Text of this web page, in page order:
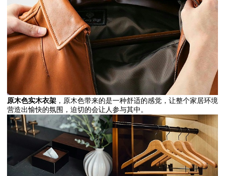
原木色实木衣架 ，原木色带来的是一种舒适的感觉，让整个家居环境
营造出愉快的氛围，迫切的会让人参与其中。